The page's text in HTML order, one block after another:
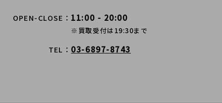
OPEN-CLOSE 11:00 - 20:00
※買取受付は19:30まで
TEL 03-6897-8743